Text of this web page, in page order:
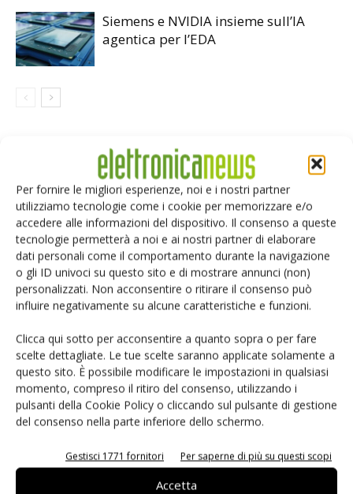
Per fornire le migliori esperienze, noi e i nostri partner
utilizziamo tecnologie come i cookie per memorizzare e/o
accedere alle informazioni del dispositivo. Il consenso a queste
tecnologie permetterà a noi e ai nostri partner di elaborare
dati personali come il comportamento durante la navigazione
o gli ID univoci su questo sito e di mostrare annunci (non)
personalizzati. Non acconsentire o ritirare il consenso può
influire negativamente su alcune caratteristiche e funzioni.
Clicca qui sotto per acconsentire a quanto sopra o per fare
scelte dettagliate. Le tue scelte saranno applicate solamente a
questo sito. È possibile modificare le impostazioni in qualsiasi
momento, compreso il ritiro del consenso, utilizzando i
pulsanti della Cookie Policy o cliccando sul pulsante di gestione
del consenso nella parte inferiore dello schermo.
Gestisci 1771 fornitori Per saperne di più su questi scopi
Accetta
Siemens e NVIDIA insieme sull’IA
agentica per l’EDA
LASCIA UN COMMENTO
Salva il mio nome, email e sito web in questo browser per i
prossimi commenti.